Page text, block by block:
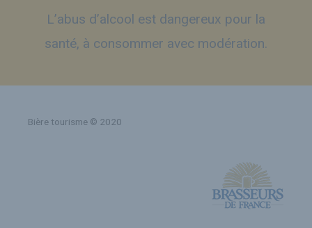
L’abus d’alcool est dangereux pour la
santé, à consommer avec modération.
Bière tourisme © 2020